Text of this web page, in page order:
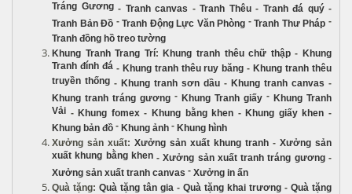
Tráng Gương- Tranh canvas - Tranh Thêu- Tranh đá quý-
Tranh Bản Đồ -Tranh Động Lực Văn Phòng -Tranh Thư Pháp -
Tranh đồng hồ treo tường
Khung Tranh Trang Trí: Khung tranh thêu chữ thập- Khung
Tranh đính đá- Khung tranh thêu ruy băng - Khung tranh thêu
truyền thống - Khung tranh sơn dầu - Khung tranh canvas -
Khung tranh tráng gương - Khung Tranh giấy - Khung Tranh
Vải - Khung fomex- Khung bằng khen - Khung giấy khen -
Khung bản đồ - Khung ảnh - Khung hình
Xưởng sản xuất: Xưởng sản xuất khung tranh - Xưởng sản
xuất khung bằng khen-Xưởng sản xuất tranh tráng gương-
Xưởng sản xuất tranh canvas - Xưởng in ấn
Quà tặng: Quà tặng tân gia - Quà tặng khai trương - Quà tặng